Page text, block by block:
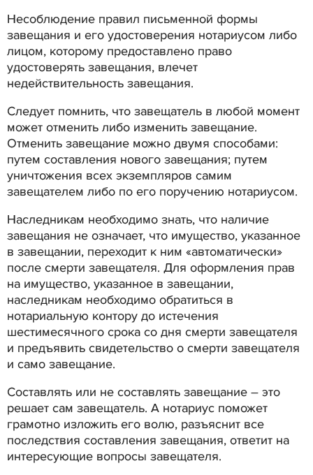
Несоблюдение правил письменной формы
завещания и его удостоверения нотариусом либо
лицом, которому предоставлено право
удостоверять завещания, влечет
недействительность завещания.
Следует помнить, что завещатель в любой момент
может отменить либо изменить завещание.
Отменить завещание можно двумя способами:
путем составления нового завещания; путем
уничтожения всех экземпляров самим
завещателем либо по его поручению нотариусом.
Наследникам необходимо знать, что наличие
завещания не означает, что имущество, указанное
в завещании, переходит к ним «автоматически»
после смерти завещателя. Для оформления прав
на имущество, указанное в завещании,
наследникам необходимо обратиться в
нотариальную контору до истечения
шестимесячного срока со дня смерти завещателя
и предъявить свидетельство о смерти завещателя
и само завещание.
Составлять или не составлять завещание – это
решает сам завещатель. А нотариус поможет
грамотно изложить его волю, разъяснит все
последствия составления завещания, ответит на
интересующие вопросы завещателя.